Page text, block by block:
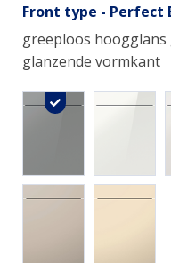
Front type - Perfect
greeploos
glanzende vormkant